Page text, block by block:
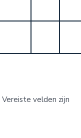
Vereiste velden zijn